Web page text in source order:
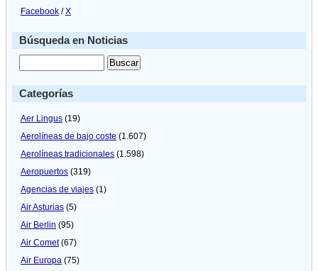
Facebook /X
Búsqueda en Noticias
Categorías
Aer Lingus (19)
Aerolíneas de bajo coste (1.607)
Aerolíneas tradicionales (1.598)
Aeropuertos (319)
Agencias de viajes (1)
Air Asturias (5)
Air Berlin (95)
Air Comet(67)
Air Europa (75)